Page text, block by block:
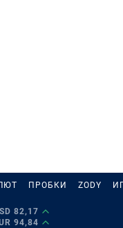
ПРОБКИ ZODY
82,17
94,84